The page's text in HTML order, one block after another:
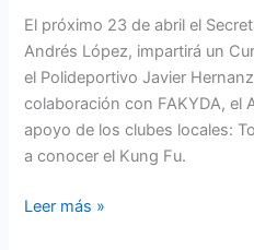
El próximo 23 de abril el
Andrés López, impartirá un
el Polideportivo Javier
colaboración con FAKYDA, el
apoyo de los clubes locales:
a conocer el Kung Fu.
(Asturias)
Leer más »